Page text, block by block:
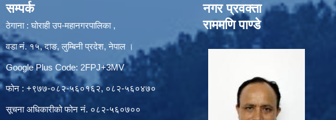
सम्पर्क
ठेगाना : घोराही उप-महानगरपालिका ,
वडा नं. १५, दाङ, लुम्बिनी प्रदेश, नेपाल ।
Google Plus Code: 2FPJ+3MV
फोन : +९७७-०८२-५६०१६२, ०८२-५६०४७०
सूचना अधिकारीको फोन नं. ०८२-५६०७००
नगर प्रवक्ता
राममणि पाण्डे